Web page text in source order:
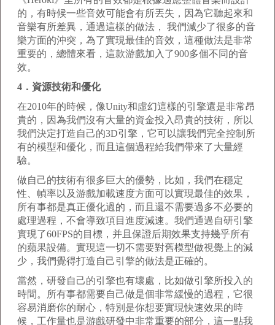
的，有時候一些音效可能會有所丟失，因為它聽起來和
音樂有所差異，通過這樣的做法， 我們減少了很多的音
樂方面的沖突，為了實現最佳的音效，這種做法是非常
重要的，總體來看，這款游戲加入了900多個不同的音
效。
4．資源技術和優化
在2010年的時候，像Unity和虛幻這樣的引擎還是非常昂
貴的，因為我們沒有大量的資金投入昂貴的技術，所以
我們決定打造自己的3D引擎，它可以讓我們完全控制所
有的模型和優化，而且這個過程給我們帶來了大量經
驗。
做自己的技術有很多巨大的優勢，比如，我們在穩定
性、幀率以及游戲加載速度方面可以實現最佳的效果，
所有事都是真正優化過的，而且還不需要過多不必要的
處理過程，不會導致項目進度減速。我們通過自研引擎
實現了60FPS的目標，并且保證后期效果支持幾乎所有
的蘋果設備。實現這一切不需要對舊模型做視覺上的減
少，我們覺得打造自己引擎的做法是正確的。
當然，研發自己的引擎也有壞處，比如做引擎所投入的
時間。所有事都需要自己做是個非常緩慢的過程，它很
容易消磨你的耐心，特別是你想要實現快速效果的時
候，工作量也是游戲研發中非常重要的部分，這一點我